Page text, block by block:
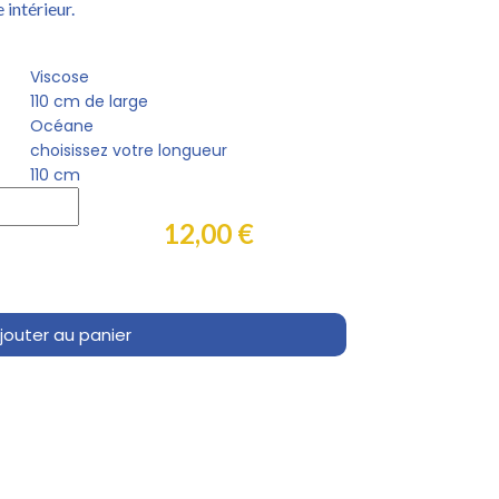
intérieur.
Viscose
110 cm de large
Océane
choisissez votre longueur
110 cm
12,00 €
au panier